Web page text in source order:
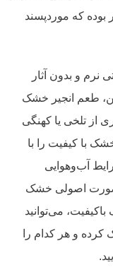
بوده که موردپسند
نرم و بدون آثار
طعم انجیر خشک
از تلخی یا کهنگی
با کیفیت را با
آب‌وهوایی
صورت اصولی خشک
می‌توانید
و هر کدام را